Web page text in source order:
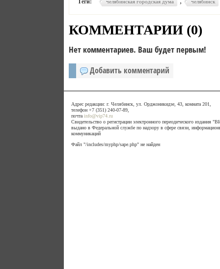
Теги: челябинская городская дума челябинск
КОММЕНТАРИИ (0)
Нет комментариев. Ваш будет первым!
Добавить комментарий
Адрес редакции: г. Челябинск, ул. Орджоникидзе, 43, комната 201,
телефон +7 (351) 240-07-89,
почта info@vip74.ru
Свидетельство о регистрации электронного переодического
выдано в Федеральной службе по надзору в сфере связи,
коммуникаций
Файл "/includes/myphp/sape.php" не найден